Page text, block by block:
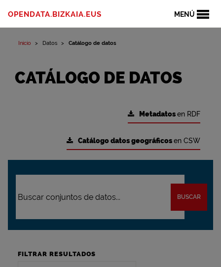
MENÚ
OPENDATA.BIZKAIA.EUS
Inicio Datos Catálogo de datos
CATÁLOGO DE DATOS
Metadatosen RDF
Catálogo datos geográficosen CSW
BUSCAR
FILTRAR RESULTADOS